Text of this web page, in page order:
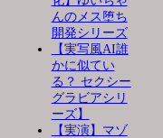
んのメス堕ち
開発シリーズ
【実写風AI誰
かに似てい
る？ セクシー
グラビアシリ
ーズ】
【実演】マゾ